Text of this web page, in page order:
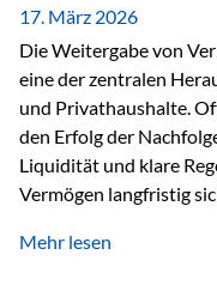
Private Wealth Police…
17. März 2026
Die Weitergabe von
eine der zentralen
und Privathaushalte.
den Erfolg der
Liquidität und klare
Vermögen langfristig
„Erfolgsformel
Mehr lesen